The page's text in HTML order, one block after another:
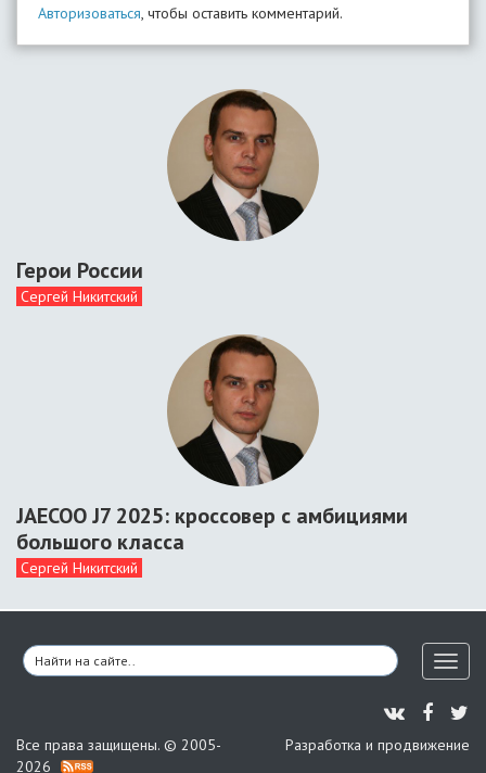
Авторизоваться, чтобы оставить комментарий.
Герои России
Сергей Никитский
JAECOO J7 2025: кроссовер с амбициями
большого класса
Сергей Никитский
Все права защищены. © 2005-
2026
Разработка и продвижение